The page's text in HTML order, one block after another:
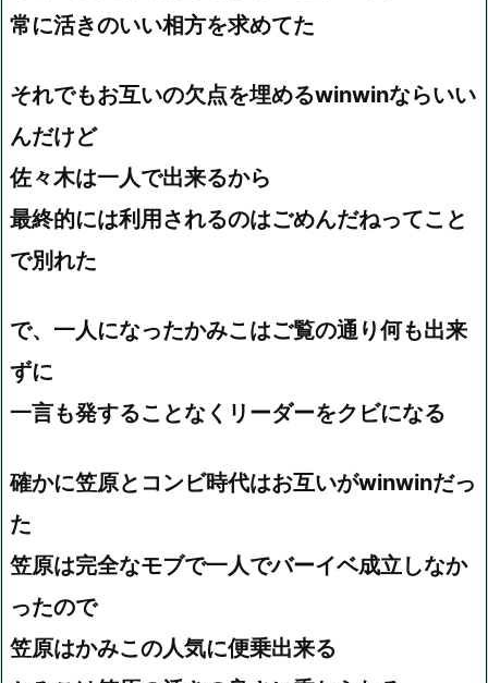
常に活きのいい相方を求めてた
それでもお互いの欠点を埋めるwinwinならいい
んだけど
佐々木は一人で出来るから
最終的には利用されるのはごめんだねってこと
で別れた
で、一人になったかみこはご覧の通り何も出来
ずに
一言も発することなくリーダーをクビになる
確かに笠原とコンビ時代はお互いがwinwinだっ
た
笠原は完全なモブで一人でバーイベ成立しなか
ったので
笠原はかみこの人気に便乗出来る